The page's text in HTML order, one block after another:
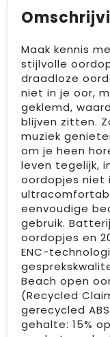
Maak kennis
stijlvolle
draadloze
niet in je oor,
geklemd,
blijven zitten.
muziek
om je heen
leven tegelijk,
oordopjes niet
eenvoudige
gebruik.
oordopjes en
ENC-
Beach open
(Recycled
gerecycled
gehalte: 15%